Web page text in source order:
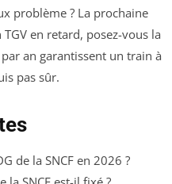
problème ? La prochaine
en retard, posez-vous la
an garantissent un train à
pas sûr.
de la SNCF en 2026 ?